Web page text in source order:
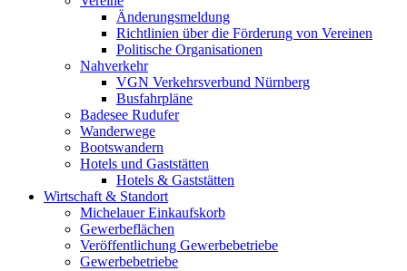
Änderungsmeldung
Richtlinien über die Förderung von Vereinen
Politische Organisationen
Nahverkehr
VGN Verkehrsverbund Nürnberg
Busfahrpläne
Badesee Rudufer
Wanderwege
Bootswandern
Hotels und Gaststätten
Hotels & Gaststätten
Wirtschaft & Standort
Michelauer Einkaufskorb
Gewerbeflächen
Veröffentlichung Gewerbebetriebe
Gewerbebetriebe